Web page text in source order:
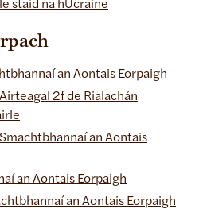
staid na hÚcráine
an Aontais Eorpaigh
2f de Rialachán
an Aontais
an Aontais Eorpaigh
an Aontais Eorpaigh